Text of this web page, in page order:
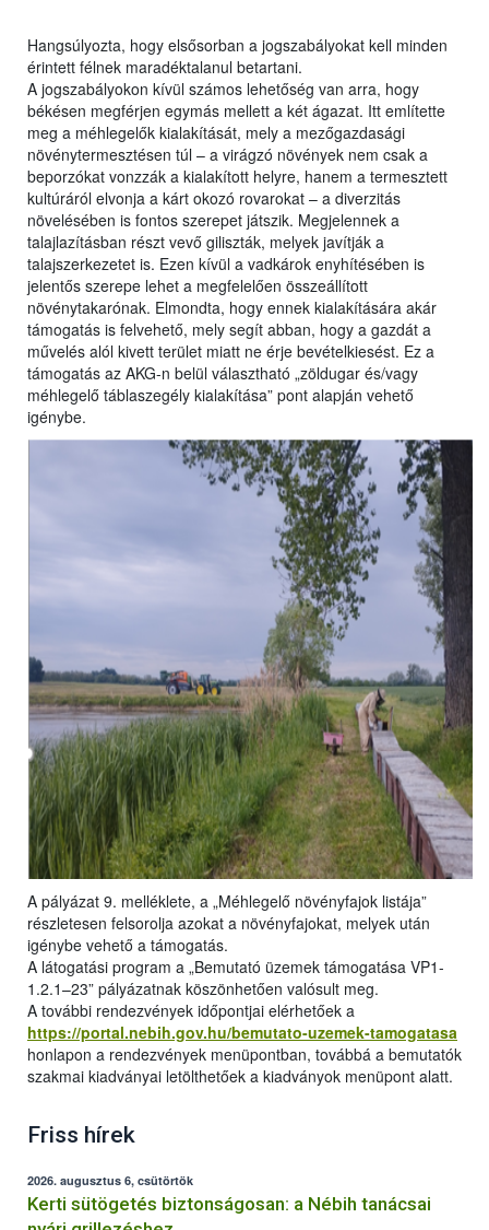
Hangsúlyozta, hogy elsősorban a jogszabályokat kell minden
érintett félnek maradéktalanul betartani.
A jogszabályokon kívül számos lehetőség van arra, hogy
békésen megférjen egymás mellett a két ágazat. Itt említette
meg a méhlegelők kialakítását, mely a mezőgazdasági
növénytermesztésen túl – a virágzó növények nem csak a
beporzókat vonzzák a kialakított helyre, hanem a termesztett
kultúráról elvonja a kárt okozó rovarokat – a diverzitás
növelésében is fontos szerepet játszik. Megjelennek a
talajlazításban részt vevő giliszták, melyek javítják a
talajszerkezetet is. Ezen kívül a vadkárok enyhítésében is
jelentős szerepe lehet a megfelelően összeállított
növénytakarónak. Elmondta, hogy ennek kialakítására akár
támogatás is felvehető, mely segít abban, hogy a gazdát a
művelés alól kivett terület miatt ne érje bevételkiesést. Ez a
támogatás az AKG-n belül választható „zöldugar és/vagy
méhlegelő táblaszegély kialakítása” pont alapján vehető
igénybe.
A pályázat 9. melléklete, a „Méhlegelő növényfajok listája”
részletesen felsorolja azokat a növényfajokat, melyek után
igénybe vehető a támogatás.
A látogatási program a „Bemutató üzemek támogatása VP1-
1.2.1–23” pályázatnak köszönhetően valósult meg.
A további rendezvények időpontjai elérhetőek a
https://portal.nebih.gov.hu/bemutato-uzemek-tamogatasa
honlapon a rendezvények menüpontban, továbbá a bemutatók
szakmai kiadványai letölthetőek a kiadványok menüpont alatt.
Friss hírek
2026. augusztus 6, csütörtök
Kerti sütögetés biztonságosan: a Nébih tanácsai